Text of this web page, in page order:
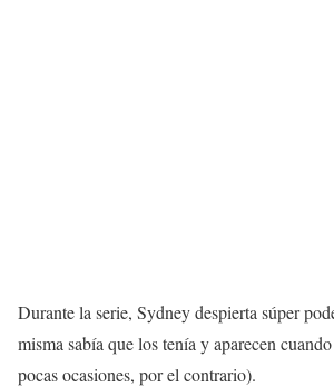
Durante la serie, Sydney despierta súper
misma sabía que los tenía y aparecen
pocas ocasiones, por el contrario).